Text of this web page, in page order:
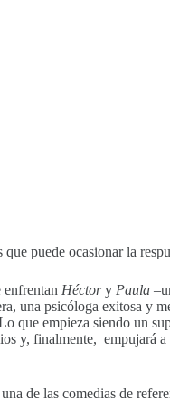
puede ocasionar la
Héctory Paula
una psicóloga exitosa y
que empieza siendo un
y, finalmente, empujará
de las comedias de